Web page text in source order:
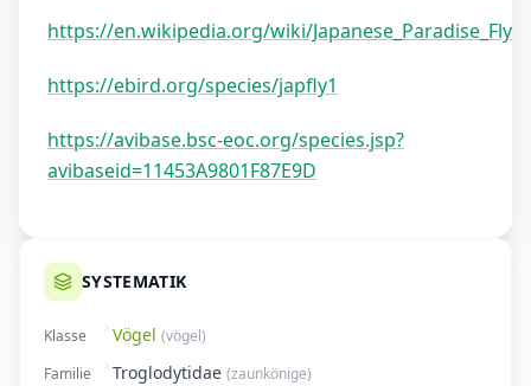
https://en.wikipedia.org/wiki/
https://ebird.org/species/japfly1
https://avibase.bsc-eoc.org/species.jsp?
avibaseid=11453A9801F87E9D
SYSTEMATIK
Klasse Vögel (vögel)
Familie
Troglodytidae (zaunkönige)